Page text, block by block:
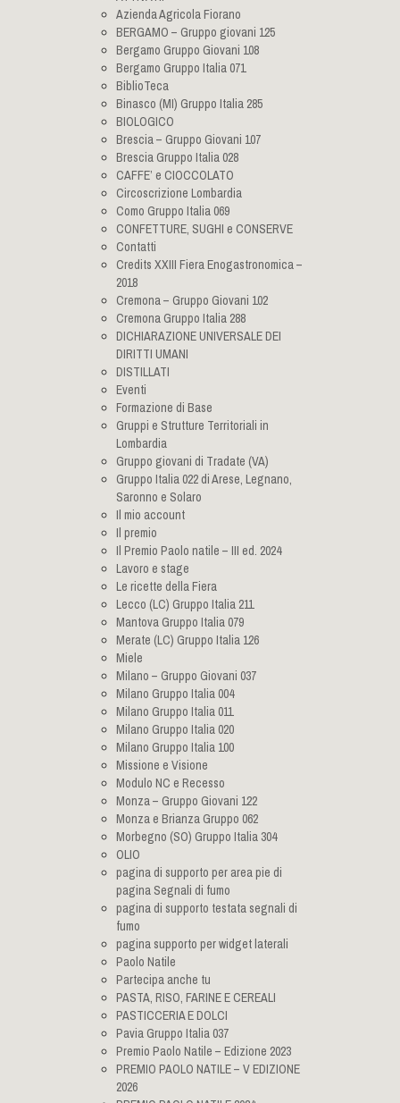
Azienda Agricola Fiorano
BERGAMO – Gruppo giovani 125
Bergamo Gruppo Giovani 108
Bergamo Gruppo Italia 071
BiblioTeca
Binasco (MI) Gruppo Italia 285
BIOLOGICO
Brescia – Gruppo Giovani 107
Brescia Gruppo Italia 028
CAFFE’ e CIOCCOLATO
Circoscrizione Lombardia
Como Gruppo Italia 069
CONFETTURE, SUGHI e CONSERVE
Contatti
Credits XXIII Fiera Enogastronomica –
2018
Cremona – Gruppo Giovani 102
Cremona Gruppo Italia 288
DICHIARAZIONE UNIVERSALE DEI
DIRITTI UMANI
DISTILLATI
Eventi
Formazione di Base
Gruppi e Strutture Territoriali in
Lombardia
Gruppo giovani di Tradate (VA)
Gruppo Italia 022 di Arese, Legnano,
Saronno e Solaro
Il mio account
Il premio
Il Premio Paolo natile – III ed. 2024
Lavoro e stage
Le ricette della Fiera
Lecco (LC) Gruppo Italia 211
Mantova Gruppo Italia 079
Merate (LC) Gruppo Italia 126
Miele
Milano – Gruppo Giovani 037
Milano Gruppo Italia 004
Milano Gruppo Italia 011
Milano Gruppo Italia 020
Milano Gruppo Italia 100
Missione e Visione
Modulo NC e Recesso
Monza – Gruppo Giovani 122
Monza e Brianza Gruppo 062
Morbegno (SO) Gruppo Italia 304
OLIO
pagina di supporto per area pie di
pagina Segnali di fumo
pagina di supporto testata segnali di
fumo
pagina supporto per widget laterali
Paolo Natile
Partecipa anche tu
PASTA, RISO, FARINE E CEREALI
PASTICCERIA E DOLCI
Pavia Gruppo Italia 037
Premio Paolo Natile – Edizione 2023
PREMIO PAOLO NATILE – V EDIZIONE
2026